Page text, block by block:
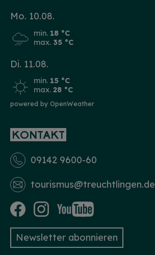
Mo. 10.08.
min. 18 °C
max. 35 °C
Di. 11.08.
min. 15 °C
max. 28 °C
powered by OpenWeather
KONTAKT
09142 9600-60
tourismus­@treuchtlingen.de
Newsletter abonnieren